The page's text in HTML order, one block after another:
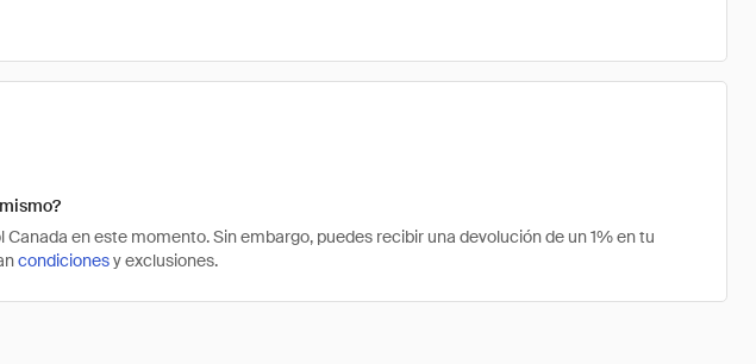
en este momento. Sin embargo, puedes recibir una devolución de un 1% en tu
condicionesy exclusiones.